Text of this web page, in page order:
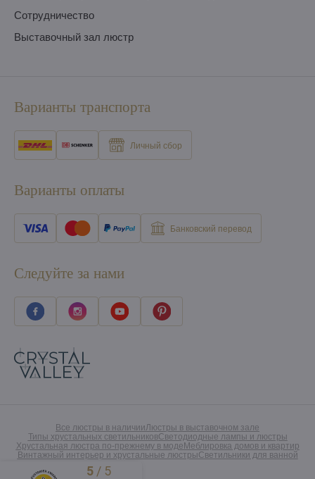
Сотрудничество
Выставочный зал люстр
Варианты транспорта
Личный сбор
Варианты оплаты
Банковский перевод
Следуйте за нами
Все люстры в наличииЛюстры в выставочном зале
Типы хрустальных светильниковСветодиодные лампы и люстры
Хрустальная люстра по-прежнему в моде Меблировка домов и квартир
Винтажный интерьер и хрустальные люстрыСветильники для ванной
Excellent
5 / 5